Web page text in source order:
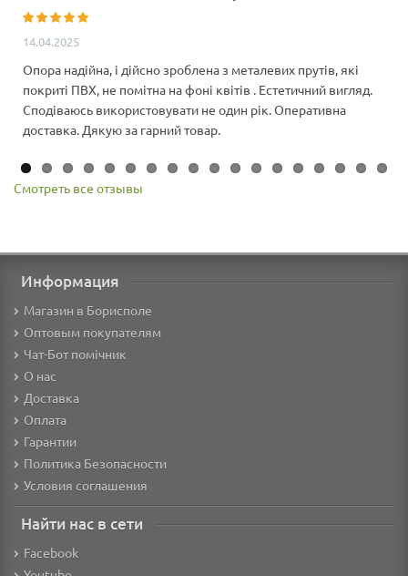
14.04.2025
Опора надійна, і дійсно зроблена з металевих прутів, які
покриті ПВХ, не помітна на фоні квітів . Естетичний вигляд.
Сподіваюсь використовувати не один рік. Оперативна
доставка. Дякую за гарний товар.
Смотреть все отзывы
Информация
Магазин в Борисполе
Оптовым покупателям
Чат-Бот помічник
О нас
Доставка
Оплата
Гарантии
Политика Безопасности
Условия соглашения
Найти нас в сети
Facebook